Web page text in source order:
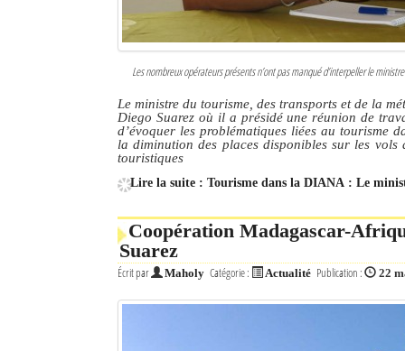
Les nombreux opérateurs présents n’ont pas manqué d’interpeller le
Le ministre du tourisme, des transports et de la
Diego Suarez où il a présidé une réunion de
d’évoquer les problématiques liées au tourisme
la diminution des places disponibles sur les
touristiques
Lire la suite : Tourisme dans la DIANA : Le
Coopération Madagascar-
Suarez
Écrit par Maholy Catégorie : Actualité Publication : 22